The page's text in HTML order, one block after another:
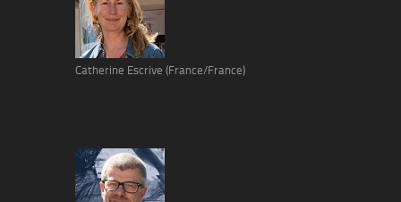
Catherine Escrive (France/France)